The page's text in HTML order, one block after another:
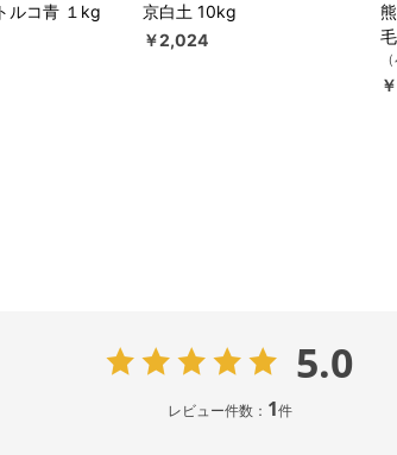
ルコ青 １kg
京白土 10kg
￥2,024
5.0
レビュー件数： 1件